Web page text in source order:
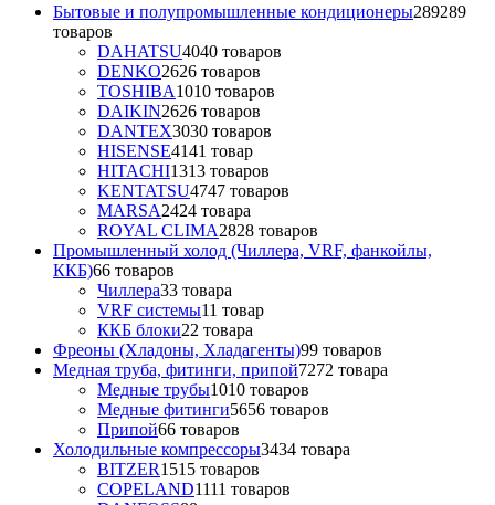
Бытовые и полупромышленные кондиционеры289289
товаров
DAHATSU4040 товаров
DENKO2626 товаров
TOSHIBA1010 товаров
DAIKIN2626 товаров
DANTEX3030 товаров
HISENSE4141 товар
HITACHI1313 товаров
KENTATSU4747 товаров
MARSA2424 товара
ROYAL CLIMA2828 товаров
Промышленный холод (Чиллера, VRF, фанкойлы,
ККБ)66 товаров
Чиллера33 товара
VRF системы11 товар
ККБ блоки22 товара
Фреоны (Хладоны, Хладагенты)99 товаров
Медная труба, фитинги, припой7272 товара
Медные трубы1010 товаров
Медные фитинги5656 товаров
Припой66 товаров
Холодильные компрессоры3434 товара
BITZER1515 товаров
COPELAND1111 товаров